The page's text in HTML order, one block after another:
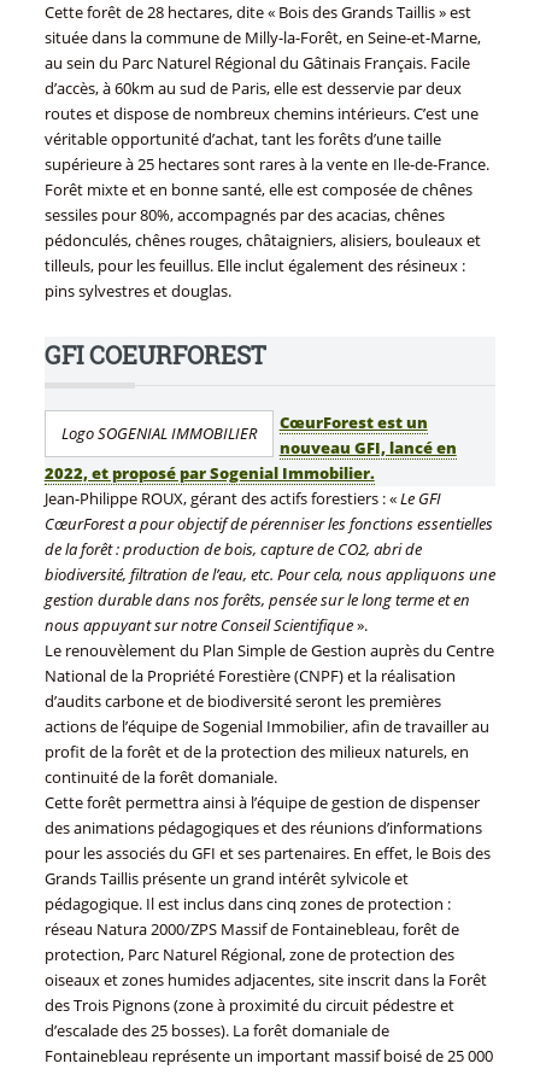
Cette forêt de 28 hectares, dite « Bois des Grands Taillis » est
située dans la commune de Milly-la-Forêt, en Seine-et-Marne,
au sein du Parc Naturel Régional du Gâtinais Français. Facile
d’accès, à 60km au sud de Paris, elle est desservie par deux
routes et dispose de nombreux chemins intérieurs. C’est une
véritable opportunité d’achat, tant les forêts d’une taille
supérieure à 25 hectares sont rares à la vente en Ile-de-France.
Forêt mixte et en bonne santé, elle est composée de chênes
sessiles pour 80%, accompagnés par des acacias, chênes
pédonculés, chênes rouges, châtaigniers, alisiers, bouleaux et
tilleuls, pour les feuillus. Elle inclut également des résineux :
pins sylvestres et douglas.
GFI COEURFOREST
Logo SOGENIAL IMMOBILIER
CœurForest est un
nouveau GFI, lancé en
2022, et proposé par Sogenial Immobilier.
Jean-Philippe ROUX, gérant des actifs forestiers : «Le GFI
CœurForest a pour objectif de pérenniser les fonctions essentielles
de la forêt : production de bois, capture de CO2, abri de
biodiversité, filtration de l’eau, etc. Pour cela, nous appliquons une
gestion durable dans nos forêts, pensée sur le long terme et en
nous appuyant sur notre Conseil Scientifique».
Le renouvèlement du Plan Simple de Gestion auprès du Centre
National de la Propriété Forestière (CNPF) et la réalisation
d’audits carbone et de biodiversité seront les premières
actions de l’équipe de Sogenial Immobilier, afin de travailler au
profit de la forêt et de la protection des milieux naturels, en
continuité de la forêt domaniale.
Cette forêt permettra ainsi à l’équipe de gestion de dispenser
des animations pédagogiques et des réunions d’informations
pour les associés du GFI et ses partenaires. En effet, le Bois des
Grands Taillis présente un grand intérêt sylvicole et
pédagogique. Il est inclus dans cinq zones de protection :
réseau Natura 2000/ZPS Massif de Fontainebleau, forêt de
protection, Parc Naturel Régional, zone de protection des
oiseaux et zones humides adjacentes, site inscrit dans la Forêt
des Trois Pignons (zone à proximité du circuit pédestre et
d’escalade des 25 bosses). La forêt domaniale de
Fontainebleau représente un important massif boisé de 25 000